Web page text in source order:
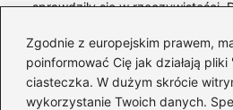
Zgodnie z europejskim prawem,
poinformować Cię jak działają
ciasteczka. W dużym skrócie
wykorzystanie Twoich danych.
sprawdziły się w rzeczywistości.
stylu wnętrza. Pokazuję, jak
wyposażenie i materiały,
ponadczasowe